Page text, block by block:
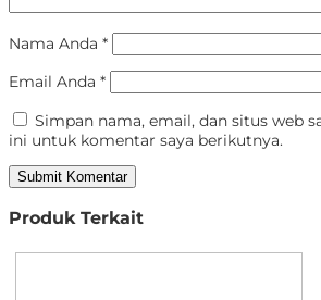
Nama Anda *
Email Anda *
Simpan nama, email, dan situs web
ini untuk komentar saya berikutnya.
Produk Terkait